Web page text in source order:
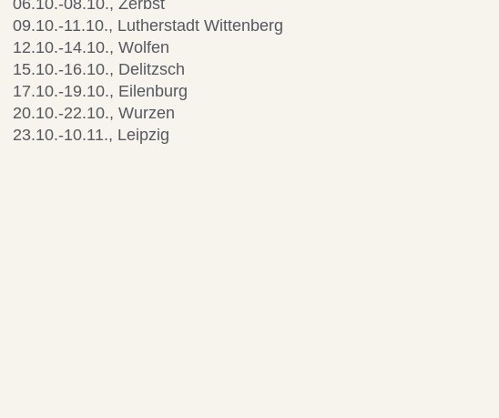
06.10.-08.10., Zerbst
09.10.-11.10., Lutherstadt Wittenberg
12.10.-14.10., Wolfen
15.10.-16.10., Delitzsch
17.10.-19.10., Eilenburg
20.10.-22.10., Wurzen
23.10.-10.11., Leipzig